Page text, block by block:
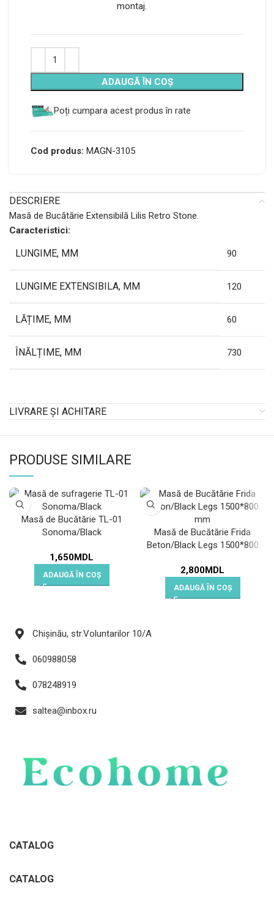
montaj.
ADAUGĂ ÎN COȘ
Alternative:
Poți cumpara acest produs în rate
Cod produs: MAGN-3105
DESCRIERE
Masă de Bucătărie Extensibilă Lilis Retro Stone.
Caracteristici:
LUNGIME, MM 90
LUNGIME EXTENSIBILA, MM 120
LĂȚIME, MM 60
ÎNĂLȚIME, MM 730
LIVRARE ȘI ACHITARE
PRODUSE SIMILARE
Masă de Bucătărie TL-01
Sonoma/Black
1,650MDL
ADAUGĂ ÎN COȘ
Masă de Bucătărie Frida
Beton/Black Legs 1500*800
2,800MDL
ADAUGĂ ÎN COȘ
Chișinău, str.Voluntarilor 10/A
060988058
078248919
saltea@inbox.ru
CATALOG
CATALOG